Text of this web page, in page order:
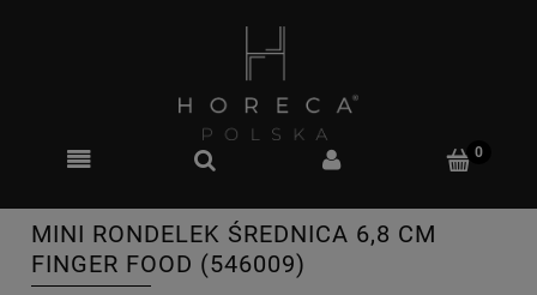
MINI RONDELEK ŚREDNICA 6,8 CM
FINGER FOOD (546009)